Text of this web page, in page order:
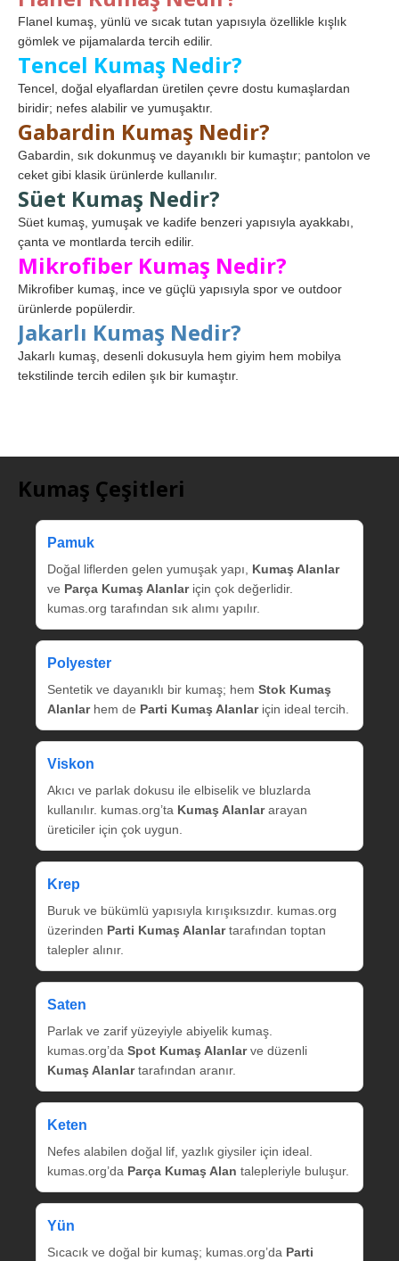
Flanel kumaş, yünlü ve sıcak tutan yapısıyla özellikle kışlık
gömlek ve pijamalarda tercih edilir.
Tencel Kumaş Nedir?
Tencel, doğal elyaflardan üretilen çevre dostu kumaşlardan
biridir; nefes alabilir ve yumuşaktır.
Gabardin Kumaş Nedir?
Gabardin, sık dokunmuş ve dayanıklı bir kumaştır; pantolon ve
ceket gibi klasik ürünlerde kullanılır.
Süet Kumaş Nedir?
Süet kumaş, yumuşak ve kadife benzeri yapısıyla ayakkabı,
çanta ve montlarda tercih edilir.
Mikrofiber Kumaş Nedir?
Mikrofiber kumaş, ince ve güçlü yapısıyla spor ve outdoor
ürünlerde popülerdir.
Jakarlı Kumaş Nedir?
Jakarlı kumaş, desenli dokusuyla hem giyim hem mobilya
tekstilinde tercih edilen şık bir kumaştır.
Kumaş Çeşitleri
Pamuk
Doğal liflerden gelen yumuşak yapı, Kumaş Alanlar
ve Parça Kumaş Alanlariçin çok değerlidir.
kumas.org tarafından sık alımı yapılır.
Polyester
Sentetik ve dayanıklı bir kumaş; hem Stok Kumaş
Alanlarhem de Parti Kumaş Alanlariçin ideal tercih.
Viskon
Akıcı ve parlak dokusu ile elbiselik ve bluzlarda
kullanılır. kumas.org’ta Kumaş Alanlararayan
üreticiler için çok uygun.
Krep
Buruk ve bükümlü yapısıyla kırışıksızdır. kumas.org
üzerinden Parti Kumaş Alanlartarafından toptan
talepler alınır.
Saten
Parlak ve zarif yüzeyiyle abiyelik kumaş.
kumas.org’da Spot Kumaş Alanlarve düzenli
Kumaş Alanlartarafından aranır.
Keten
Nefes alabilen doğal lif, yazlık giysiler için ideal.
kumas.org’da Parça Kumaş Alan talepleriyle buluşur.
Yün
Sıcacık ve doğal bir kumaş; kumas.org’da Parti